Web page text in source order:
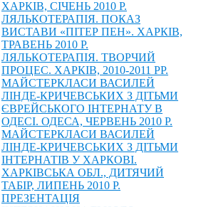
ХАРКІВ, СІЧЕНЬ 2010 Р.
ЛЯЛЬКОТЕРАПІЯ. ПОКАЗ
ВИСТАВИ «ПІТЕР ПЕН». ХАРКІВ,
ТРАВЕНЬ 2010 Р.
ЛЯЛЬКОТЕРАПІЯ. ТВОРЧИЙ
ПРОЦЕС. ХАРКІВ, 2010-2011 РР.
МАЙСТЕРКЛАСИ ВАСИЛЕЙ
ЛІНДЕ-КРИЧЕВСЬКИХ З ДІТЬМИ
ЄВРЕЙСЬКОГО ІНТЕРНАТУ В
ОДЕСІ. ОДЕСА, ЧЕРВЕНЬ 2010 Р.
МАЙСТЕРКЛАСИ ВАСИЛЕЙ
ЛІНДЕ-КРИЧЕВСЬКИХ З ДІТЬМИ
ІНТЕРНАТІВ У ХАРКОВІ.
ХАРКІВСЬКА ОБЛ., ДИТЯЧИЙ
ТАБІР, ЛИПЕНЬ 2010 Р.
ПРЕЗЕНТАЦІЯ